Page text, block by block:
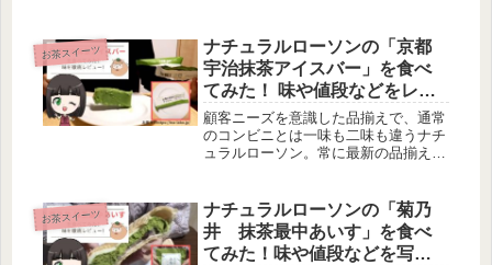
キ」など大ヒットを記録したスイーツ
を数多く発売しています。そんなロ...
お茶スイーツ
ナチュラルローソンの「京都
宇治抹茶アイスバー」を食べ
てみた！ 味や値段などをレビ
ュー！【写真付き】
顧客ニーズを意識した品揃えで、通常
のコンビニとは一味も二味も違うナチ
ュラルローソン。常に最新の品揃えで
そんなナチュラルローソンで購入でき
る「京都宇治抹茶アイスバー」に注目
し...
お茶スイーツ
ナチュラルローソンの「菊乃
井 抹茶最中あいす」を食べ
てみた！味や値段などを写真